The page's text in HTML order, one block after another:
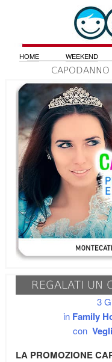
HOME WEEKEND
REGALATI UN
3
in Family
con
LA PROMOZIONE